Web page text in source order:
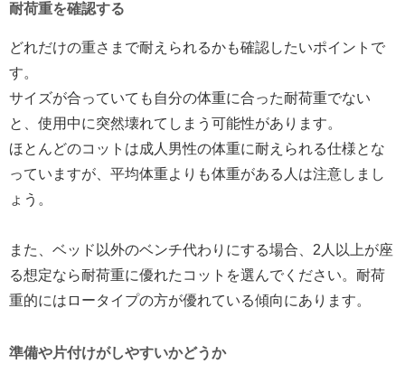
耐荷重を確認する
どれだけの重さまで耐えられるかも確認したいポイントで
す。
サイズが合っていても自分の体重に合った耐荷重でない
と、使用中に突然壊れてしまう可能性があります。
ほとんどのコットは成人男性の体重に耐えられる仕様とな
っていますが、平均体重よりも体重がある人は注意しまし
ょう。
また、ベッド以外のベンチ代わりにする場合、2人以上が座
る想定なら耐荷重に優れたコットを選んでください。耐荷
重的にはロータイプの方が優れている傾向にあります。
準備や片付けがしやすいかどうか